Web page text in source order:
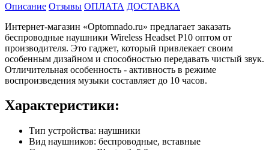
Описание Отзывы ОПЛАТА ДОСТАВКА
Интернет-магазин «Optomnado.ru» предлагает заказать
беспроводные наушники Wireless Headset P10 оптом от
производителя. Это гаджет, который привлекает своим
особенным дизайном и способностью передавать чистый звук.
Отличительная особенность - активность в режиме
воспроизведения музыки составляет до 10 часов.
Характеристики:
Тип устройства: наушники
Вид наушников: беспроводные, вставные